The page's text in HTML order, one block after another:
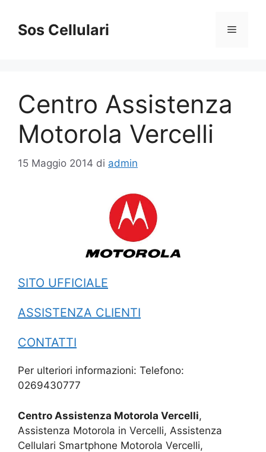
contenuto
Sos Cellulari Menu
Centro Assistenza
Motorola Vercelli
15 Maggio 2014 di admin
SITO UFFICIALE
ASSISTENZA CLIENTI
CONTATTI
Per ulteriori informazioni: Telefono:
0269430777
Centro Assistenza Motorola Vercelli,
Assistenza Motorola in Vercelli, Assistenza
Cellulari Smartphone Motorola Vercelli,